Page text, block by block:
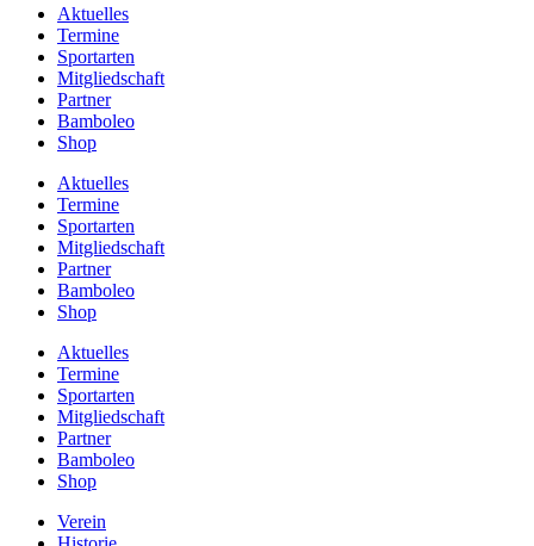
Aktuelles
Termine
Sportarten
Mitgliedschaft
Partner
Bamboleo
Shop
Aktuelles
Termine
Sportarten
Mitgliedschaft
Partner
Bamboleo
Shop
Aktuelles
Termine
Sportarten
Mitgliedschaft
Partner
Bamboleo
Shop
Verein